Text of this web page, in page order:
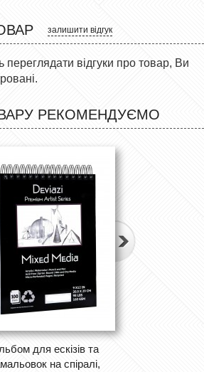
залишити відгук
відгуки про товар, Ви
РЕКОМЕНДУЄМО
для ескізів та
на спіралі,